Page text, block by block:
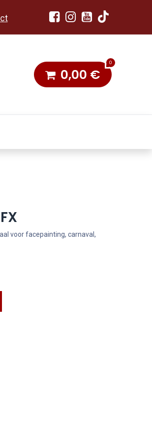
0
0,00 €
voor facepainting, carnaval,